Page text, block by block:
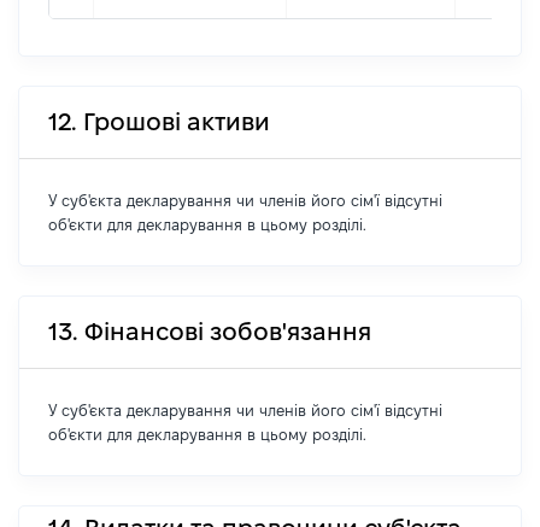
12. Грошові активи
У суб'єкта декларування чи членів його сім'ї відсутні
об'єкти для декларування в цьому розділі.
13. Фінансові зобов'язання
У суб'єкта декларування чи членів його сім'ї відсутні
об'єкти для декларування в цьому розділі.